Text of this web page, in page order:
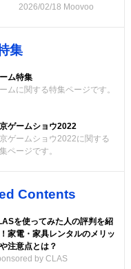
2026/02/18 Moovoo
集
ム特集
ムに関する特集ページです。
ゲームショウ2022
ゲームショウ2022に関する
ページです。
Contents
を使ってみた人の評判を紹
家電・家具レンタルのメリッ
や注意点とは？
by CLAS